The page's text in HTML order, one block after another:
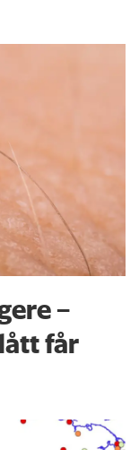
–
får